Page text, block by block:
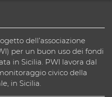
dell’associazione
per un buon uso dei fondi
in Sicilia. PWI lavora dal
civico della
in Sicilia.